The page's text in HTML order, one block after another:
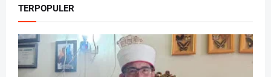
TERPOPULER